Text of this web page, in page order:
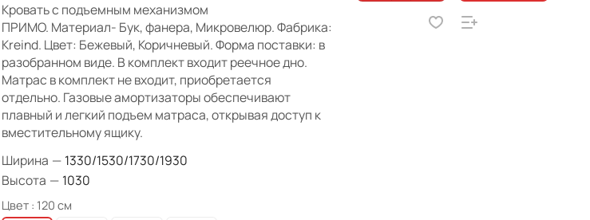
Кровать с подъемным механизмом
ПРИМО. Материал- Бук, фанера, Микровелюр. Фабрика:
Kreind. Цвет: Бежевый, Коричневый. Форма поставки: в
разобранном виде. В комплект входит реечное дно.
Матрас в комплект не входит, приобретается
отдельно. Газовые амортизаторы обеспечивают
плавный и легкий подъем матраса, открывая доступ к
вместительному ящику.
Ширина — 1330/1530/1730/1930
Высота — 1030
Цвет : 120 см